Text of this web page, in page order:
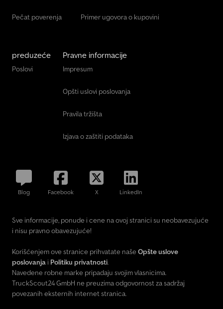
Pečat poverenja Primer ugovora o kupovini
preduzeće
Poslovi
Pravne informacije
Impresum
Opšti uslovi poslovanja
Pravila tržišta
Izjava o zaštiti podataka
Blog Facebook X LinkedIn
Sve informacije, ponude i cene na ovoj stranici su neobavezujuće
i nisu pravno obavezujuće!
Korišćenjem ove stranice prihvatate naše Opšte uslove
poslovanja i Politiku privatnosti.
Navedene robne marke pripadaju svojim vlasnicima.
TruckScout24 GmbH ne preuzima odgovornost za sadržaj
povezanih eksternih internet stranica.